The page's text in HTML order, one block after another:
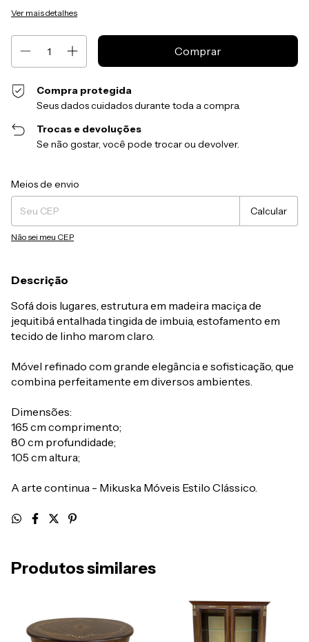
Ver mais detalhes
Compra protegida
Seus dados cuidados durante toda a compra.
Trocas e devoluções
Se não gostar, você pode trocar ou devolver.
Entregas para o CEP:
Meios de envio
Calcular
Não sei meu CEP
Descrição
Sofá dois lugares, estrutura em madeira maciça de
jequitibá entalhada tingida de imbuia, estofamento em
tecido de linho marom claro.
Móvel refinado com grande elegância e sofisticação, que
combina perfeitamente em diversos ambientes.
Dimensões:
165 cm comprimento;
80 cm profundidade;
105 cm altura;
A arte continua - Mikuska Móveis Estilo Clássico.
Produtos similares